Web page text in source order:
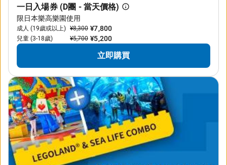
一日入場券 (D團 - 當天價格)
限日本樂高樂園使用
成人 (19歲或以上) ¥8,300 ¥7,800
兒童 (3-18歲) ¥5,700 ¥5,200
立即購買